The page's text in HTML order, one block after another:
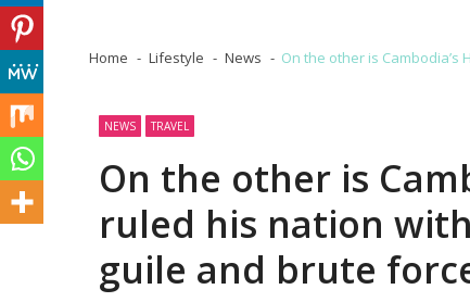
Home Lifestyle News On the other is
NEWS TRAVEL
On the other is
ruled his nation
guile and brute